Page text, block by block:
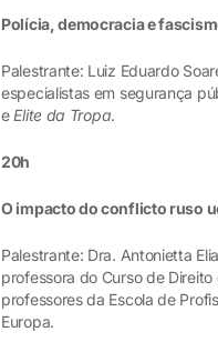
Polícia, democracia e
Palestrante: Luiz Eduardo
especialistas em segurança
eElite da Tropa.
20h
O impacto do conflicto ruso
Palestrante: Dra. Antonietta
professora do Curso de
professores da Escola de
Europa.